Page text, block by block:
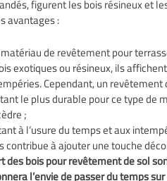
figurent les bois résineux et
avantages :
de revêtement pour
exotiques ou résineux, ils
Cependant, un revêtement
le plus durable pour ce type de
;
à l’usure du temps et aux
contribue à ajouter une touche
des bois pour revêtement de sol
l’envie de passer du temps